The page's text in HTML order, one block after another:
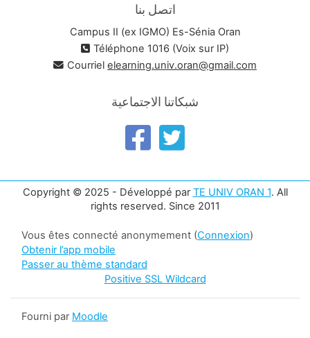
اتصل بنا
Campus II (ex IGMO) Es-Sénia Oran
Téléphone 1016 (Voix sur IP)
Courriel elearning.univ.oran@gmail.com
شبكاتنا الاجتماعية
Copyright © 2025 - Développé par TE UNIV ORAN 1. All
rights reserved. Since 2011
Vous êtes connecté anonymement (Connexion)
Obtenir l’app mobile
Passer au thème standard
Positive SSL Wildcard
Fourni par Moodle